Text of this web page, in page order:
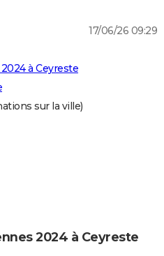
17/06/26 09:29
à Ceyreste
sur la ville)
2024 à Ceyreste